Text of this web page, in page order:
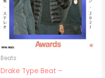
Beats
Drake Type Beat –